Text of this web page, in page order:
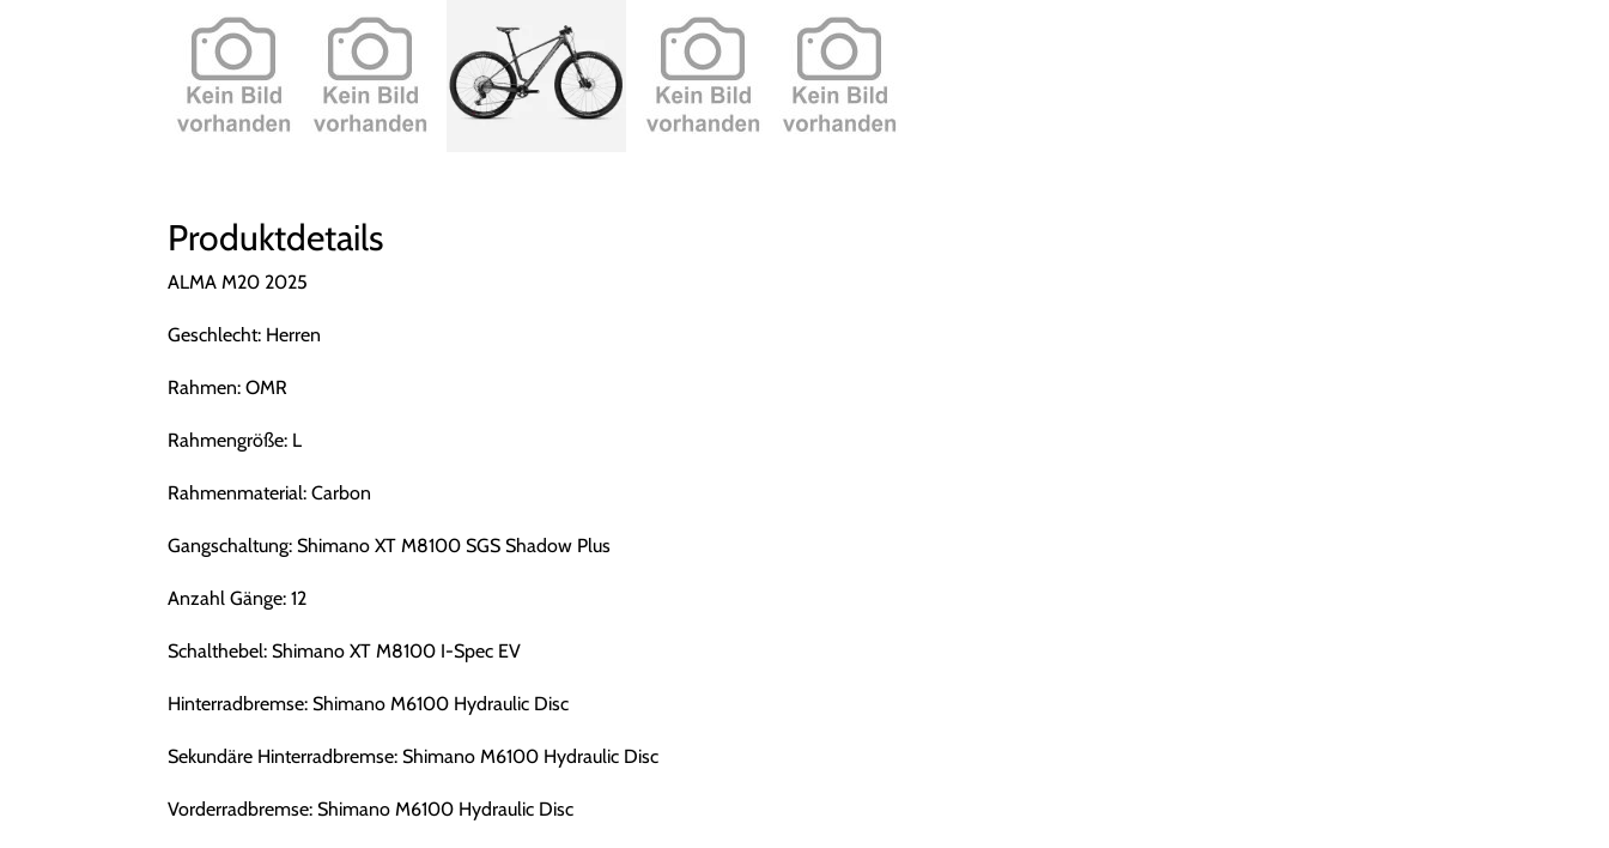
Produktdetails
ALMA M20 2025
Geschlecht: Herren
Rahmen: OMR
Rahmengröße: L
Rahmenmaterial: Carbon
Gangschaltung: Shimano XT M8100 SGS Shadow Plus
Anzahl Gänge: 12
Schalthebel: Shimano XT M8100 I-Spec EV
Hinterradbremse: Shimano M6100 Hydraulic Disc
Sekundäre Hinterradbremse: Shimano M6100 Hydraulic Disc
Vorderradbremse: Shimano M6100 Hydraulic Disc